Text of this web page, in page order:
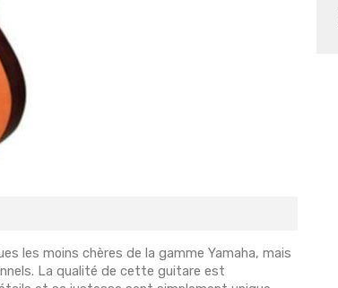
les moins chères de la gamme Yamaha, mais
La qualité de cette guitare est